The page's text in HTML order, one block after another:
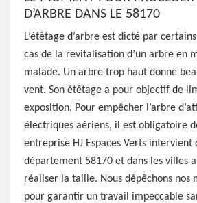
D’ARBRE DANS LE 58170
L’étêtage d’arbre est dicté par
cas de la revitalisation d’un arbre en
malade. Un arbre trop haut donne
vent. Son étêtage a pour objectif de
exposition. Pour empêcher l’arbre
électriques aériens, il est obligatoire
entreprise HJ Espaces Verts intervient
département 58170 et dans les villes
réaliser la taille. Nous dépêchons nos
pour garantir un travail impeccable